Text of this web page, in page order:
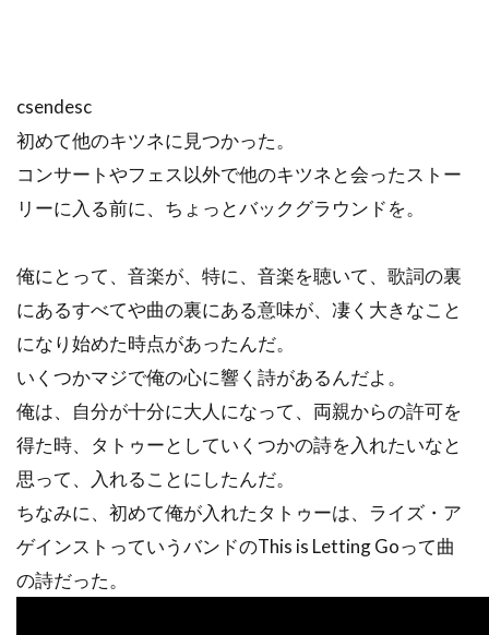
csendesc
初めて他のキツネに見つかった。
コンサートやフェス以外で他のキツネと会ったストー
リーに入る前に、ちょっとバックグラウンドを。
俺にとって、音楽が、特に、音楽を聴いて、歌詞の裏
にあるすべてや曲の裏にある意味が、凄く大きなこと
になり始めた時点があったんだ。
いくつかマジで俺の心に響く詩があるんだよ。
俺は、自分が十分に大人になって、両親からの許可を
得た時、タトゥーとしていくつかの詩を入れたいなと
思って、入れることにしたんだ。
ちなみに、初めて俺が入れたタトゥーは、ライズ・ア
ゲインストっていうバンドのThis is Letting Goって曲
の詩だった。